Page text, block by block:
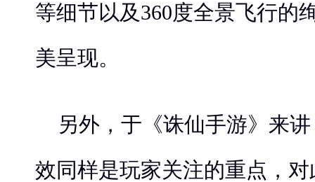
等细节以及360度全景飞行的
美呈现。
另外，于《诛仙手游》来
效同样是玩家关注的重点，